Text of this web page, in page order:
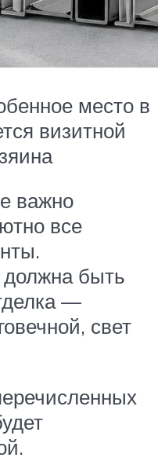
место в
визитной
важно
все
быть
—
свет